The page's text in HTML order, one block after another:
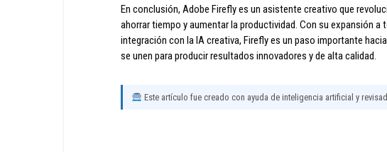
En conclusión, Adobe Firefly es un asistente creativo que
ahorrar tiempo y aumentar la productividad. Con su expansión
integración con la IA creativa, Firefly es un paso importante
se unen para producir resultados innovadores y de alta calidad.
Este artículo fue creado con ayuda de inteligencia artificial y